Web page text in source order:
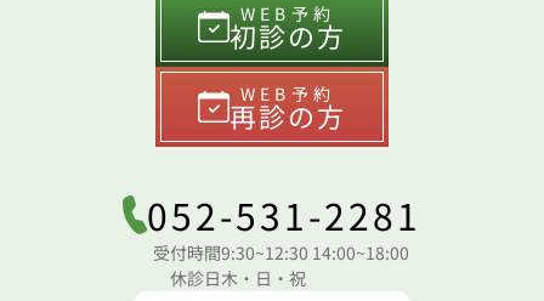
WEB予約
初診の方
WEB予約
再診の方
052-531-2281
受付時間9:30~12:30 14:00~18:00
休診日木・日・祝